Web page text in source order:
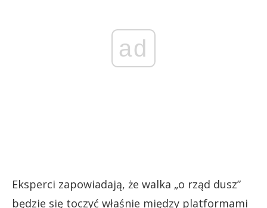
ad
Eksperci zapowiadają, że walka „o rząd dusz”
będzie się toczyć właśnie między platformami